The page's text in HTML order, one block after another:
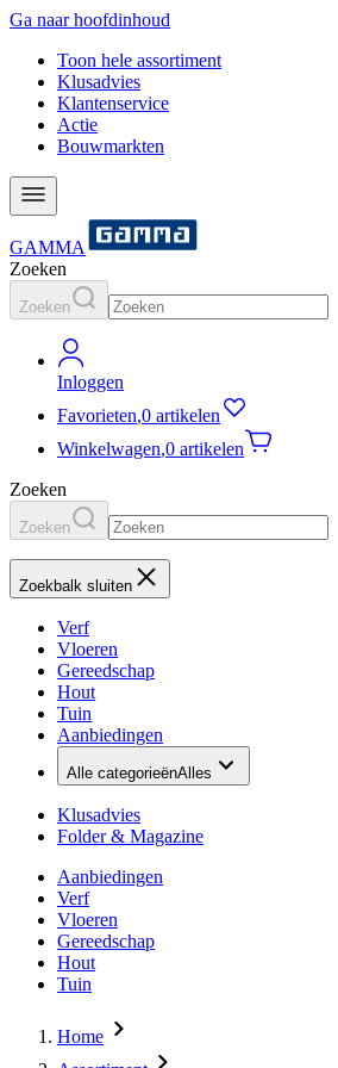
Ga naar hoofdinhoud
Toon hele assortiment
Klusadvies
Klantenservice
Actie
Bouwmarkten
GAMMA
Zoeken
Zoeken
Inloggen
Favorieten,0 artikelen
Winkelwagen,0 artikelen
Zoeken
Zoeken
Zoekbalk sluiten
Verf
Vloeren
Gereedschap
Hout
Tuin
Aanbiedingen
Alle categorieënAlles
Klusadvies
Folder & Magazine
Aanbiedingen
Verf
Vloeren
Gereedschap
Hout
Tuin
Home